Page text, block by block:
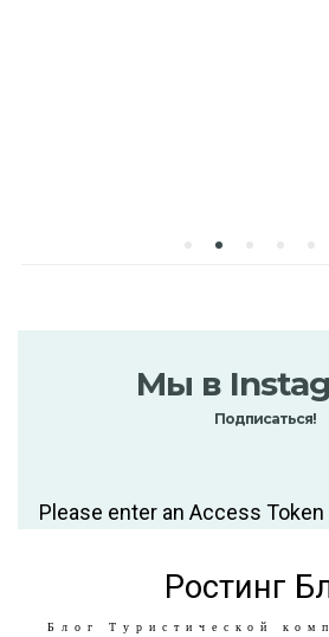
Мы в
Подписаться!
Please enter an Access Token
Ростинг
Блог Туристической